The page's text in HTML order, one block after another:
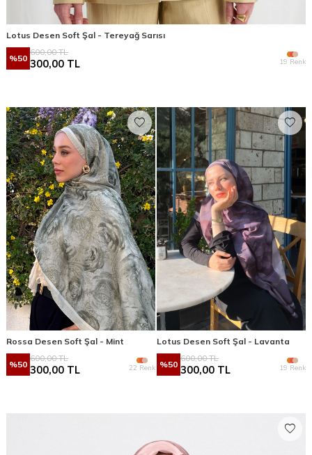
Lotus Desen Soft Şal - Tereyağ Sarısı
%50
600,00TL
300,00 TL 19 Renk
Rossa Desen Soft Şal - Mint
%50
600,00TL
300,00 TL 22 Renk
Lotus Desen Soft Şal - Lavanta
%50
600,00TL
300,00 TL 19 Renk